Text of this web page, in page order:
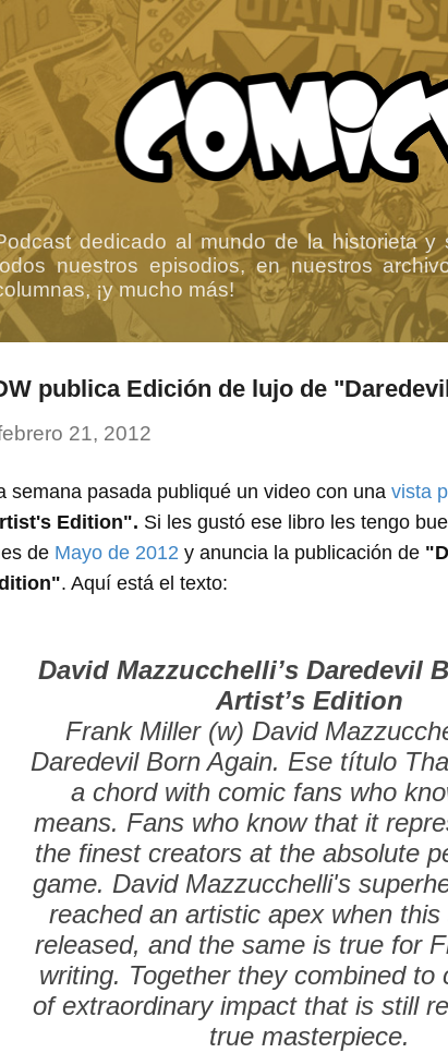
Ir al contenido principal
dedicado al mundo de la historieta
nuestros episodios, en nuestros
¡y mucho más!
publica Edición de lujo de
21, 2012
semana pasada publiqué un video con una vista
Edition". Si les gustó ese libro les tengo
de Mayo de 2012 y anuncia la publicación de
. Aquí está el texto:
David Mazzucchelli’s Daredevil
Artist’s Edition
Frank Miller (w) David
Daredevil Born Again. Ese título
a chord with comic fans who
means. Fans who know that it
the finest creators at the absolute
game. David Mazzucchelli's
reached an artistic apex when
released, and the same is true for
writing. Together they combined to
of extraordinary impact that is still
true masterpiece.